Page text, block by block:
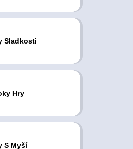
Sladkosti
Hry
S Myší